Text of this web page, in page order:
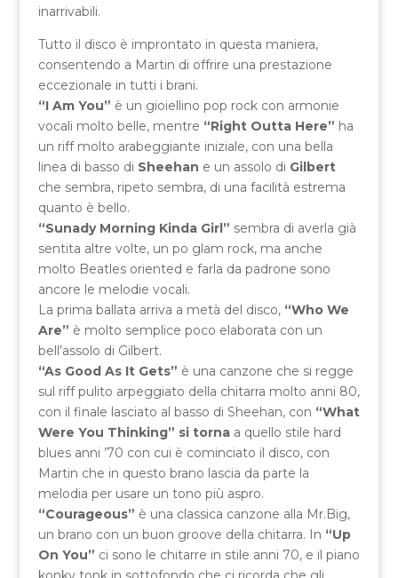
inarrivabili.
Tutto il disco è improntato in questa maniera,
consentendo a Martin di offrire una prestazione
eccezionale in tutti i brani.
“I Am You” è un gioiellino pop rock con armonie
vocali molto belle, mentre “Right Outta Here” ha
un riff molto arabeggiante iniziale, con una bella
linea di basso di Sheehan e un assolo di Gilbert
che sembra, ripeto sembra, di una facilità estrema
quanto è bello.
“Sunady Morning Kinda Girl” sembra di averla già
sentita altre volte, un po glam rock, ma anche
molto Beatles oriented e farla da padrone sono
ancore le melodie vocali.
La prima ballata arriva a metà del disco, “Who We
Are” è molto semplice poco elaborata con un
bell’assolo di Gilbert.
“As Good As It Gets” è una canzone che si regge
sul riff pulito arpeggiato della chitarra molto anni 80,
con il finale lasciato al basso di Sheehan, con “What
Were You Thinking” si tornaa quello stile hard
blues anni ’70 con cui è cominciato il disco, con
Martin che in questo brano lascia da parte la
melodia per usare un tono più aspro.
“Courageous” è una classica canzone alla Mr.Big,
un brano con un buon groove della chitarra. In “Up
On You” ci sono le chitarre in stile anni 70, e il piano